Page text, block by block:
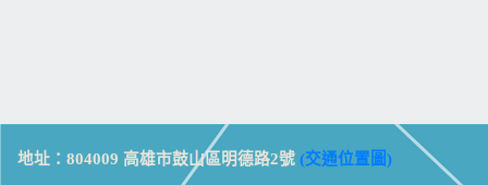
地址：804009 高雄市鼓山區明德路2號 (交通位置圖)